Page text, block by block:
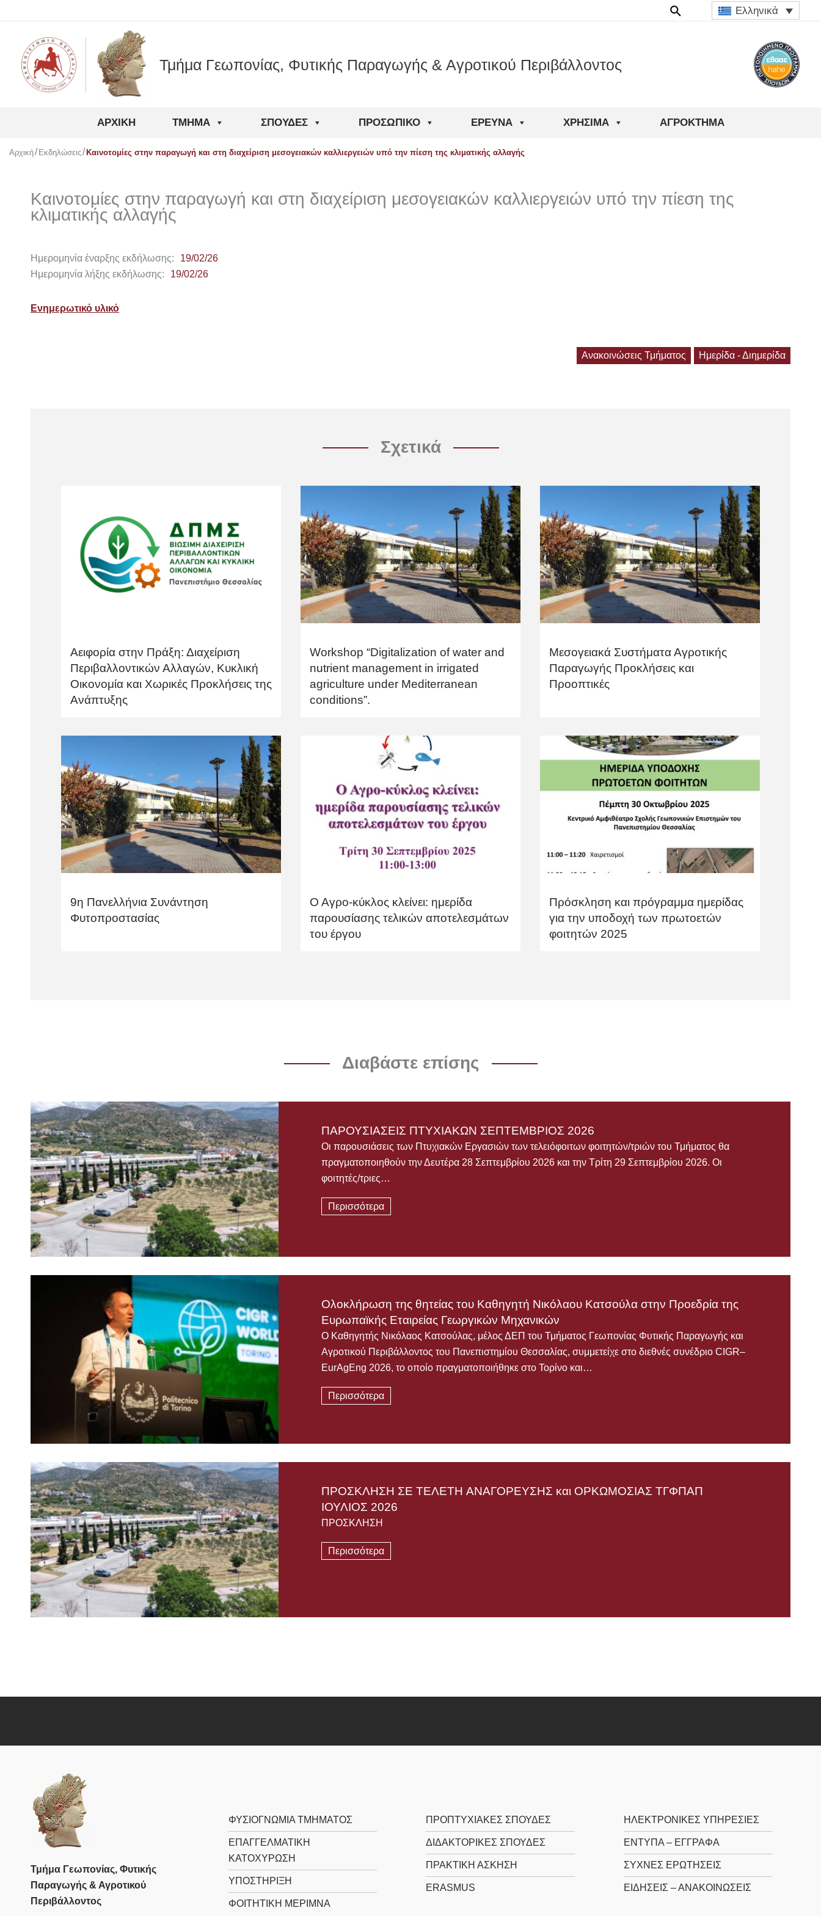
περιεχόμενο
Ελληνικά
Τμήμα Γεωπονίας, Φυτικής Παραγωγής & Αγροτικού Περιβάλλοντος
ΑΡΧΙΚΉ ΤΜΉΜΑ ΣΠΟΥΔΈΣ ΠΡΟΣΩΠΙΚΌ ΈΡΕΥΝΑ ΧΡΉΣΙΜΑ ΑΓΡΟΚΤΗΜΑ
Αρχική Εκδηλώσεις Καινοτομίες στην παραγωγή και στη διαχείριση μεσογειακών καλλιεργειών υπό την πίεση της κλιματικής αλλαγής
Καινοτομίες στην παραγωγή και στη διαχείριση μεσογειακών καλλιεργειών υπό την πίεση της
κλιματικής αλλαγής
Ημερομηνία έναρξης εκδήλωσης:
19/02/26
Ημερομηνία λήξης εκδήλωσης:
19/02/26
Ενημερωτικό υλικό
Ανακοινώσεις Τμήματος Ημερίδα - Διημερίδα
Σχετικά
Αειφορία στην Πράξη: Διαχείριση
Περιβαλλοντικών Αλλαγών, Κυκλική
Οικονομία και Χωρικές Προκλήσεις της
Ανάπτυξης
Workshop “Digitalization of water and
nutrient management in irrigated
agriculture under Mediterranean
conditions”.
Μεσογειακά Συστήματα Αγροτικής
Παραγωγής Προκλήσεις και
Προοπτικές
9η Πανελλήνια Συνάντηση
Φυτοπροστασίας
Ο Αγρο-κύκλος κλείνει: ημερίδα
παρουσίασης τελικών αποτελεσμάτων
του έργου
Πρόσκληση και πρόγραμμα ημερίδας
για την υποδοχή των πρωτοετών
φοιτητών 2025
Διαβάστε επίσης
ΠΑΡΟΥΣΙΑΣΕΙΣ ΠΤΥΧΙΑΚΩΝ ΣΕΠΤΕΜΒΡΙΟΣ 2026
Οι παρουσιάσεις των Πτυχιακών Εργασιών των τελειόφοιτων φοιτητών/τριών του Τμήματος θα
πραγματοποιηθούν την Δευτέρα 28 Σεπτεμβρίου 2026 και την Τρίτη 29 Σεπτεμβρίου 2026. Οι
φοιτητές/τριες…
Περισσότερα
Ολοκλήρωση της θητείας του Καθηγητή Νικόλαου Κατσούλα στην Προεδρία της
Ευρωπαϊκής Εταιρείας Γεωργικών Μηχανικών
Ο Καθηγητής Νικόλαος Κατσούλας, μέλος ΔΕΠ του Τμήματος Γεωπονίας Φυτικής Παραγωγής και
Αγροτικού Περιβάλλοντος του Πανεπιστημίου Θεσσαλίας, συμμετείχε στο διεθνές συνέδριο CIGR–
EurAgEng 2026, το οποίο πραγματοποιήθηκε στο Τορίνο και…
Περισσότερα
ΠΡΟΣΚΛΗΣΗ ΣΕ ΤΕΛΕΤΗ AΝΑΓΟΡΕΥΣΗΣ και ΟΡΚΩΜΟΣΙΑΣ TΓΦΠΑΠ
ΙΟΥΛΙΟΣ 2026
ΠΡΟΣΚΛΗΣΗ
Περισσότερα
Τμήμα Γεωπονίας, Φυτικής
Παραγωγής & Αγροτικού
Περιβάλλοντος
ΦΥΣΙΟΓΝΩΜΙΑ ΤΜΗΜΑΤΟΣ
ΕΠΑΓΓΕΛΜΑΤΙΚΗ
ΚΑΤΟΧΥΡΩΣΗ
ΥΠΟΣΤΗΡΙΞΗ
ΦΟΙΤΗΤΙΚΗ ΜΕΡΙΜΝΑ
ΠΡΟΠΤΥΧΙΑΚΕΣ ΣΠΟΥΔΕΣ
ΔΙΔΑΚΤΟΡΙΚΕΣ ΣΠΟΥΔΕΣ
ΠΡΑΚΤΙΚΗ ΑΣΚΗΣΗ
ERASMUS
ΗΛΕΚΤΡΟΝΙΚΕΣ ΥΠΗΡΕΣΙΕΣ
ΕΝΤΥΠΑ – ΕΓΓΡΑΦΑ
ΣΥΧΝΕΣ ΕΡΩΤΗΣΕΙΣ
ΕΙΔΗΣΕΙΣ – ΑΝΑΚΟΙΝΩΣΕΙΣ